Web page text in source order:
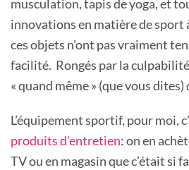
musculation, tapis de yoga, et
innovations en matière de sport
ces objets n’ont pas vraiment
facilité. Rongés par la
« quand même » (que vous
L’équipement sportif, pour moi,
produits d’entretien: on en
TV ou en magasin que c’était si